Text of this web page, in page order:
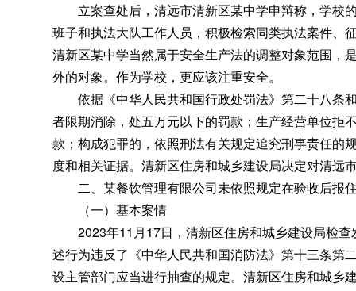
立案查处后 ， 清远市清新区某中学申辩称，学校
班子和执法大队工作人员，积极检索同类执法案件、
清新区某中学当然属于安全生产法的调整对象范围，
外的对象。作为学校 ， 更应该注重安全。
依据《中华人民共和国行政处罚法》第二十八条
者限期消除，处五万元以下的罚款 ； 生产经营单位拒
款；构成犯罪的 ， 依照刑法有关规定追究刑事责任的
度和相关证据。 清新区住房和城乡建设局决定对清远
二、某餐饮管理有限公司未依照规定在验收后报
（一）基本案情
2023年11月17日 ， 清新区住房和城乡建设局检
述行为违反了《中华人民共和国消防法》第十三条第
设主管部门应当进行抽查的规定。 清新区住房和城乡